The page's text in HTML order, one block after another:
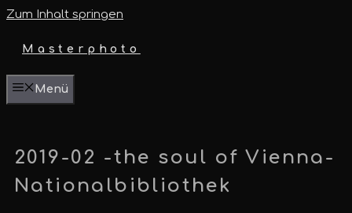
Zum Inhalt springen
Masterphoto
Menü
2019-02 -the soul of Vienna-
Nationalbibliothek